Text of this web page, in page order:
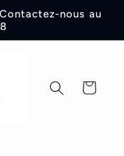
nous au
Carrito